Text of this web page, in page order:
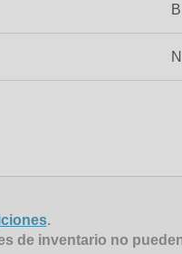
.
de inventario no